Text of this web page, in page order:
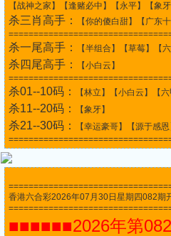
【战神之家】【逢赌必中】【永平】【象
杀三肖高手：
【你的傻白甜】【广东
杀一尾高手： 【半组合】【草莓】【
杀四尾高手：
【小白云】
杀01--10码： 【林立】【小白云】【
杀11--20码： 【象牙】
杀21--30码：
【幸运豪哥】【源于感
香港六合彩2026年07月30日星期四082
■■■■■■2026年第